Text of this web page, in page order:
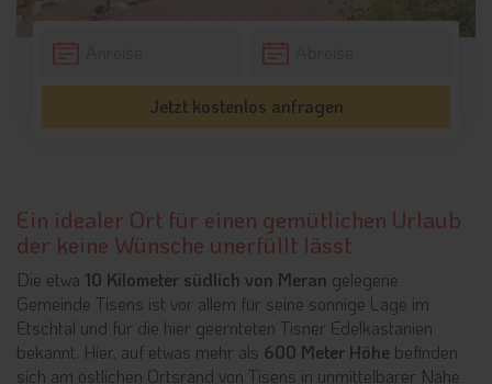
Jetzt kostenlos anfragen
Ein idealer Ort für einen gemütlichen Urlaub
der keine Wünsche unerfüllt lässt
Die etwa 10 Kilometer südlich von Meran gelegene
Gemeinde Tisens ist vor allem für seine sonnige Lage im
Etschtal und für die hier geernteten Tisner Edelkastanien
bekannt. Hier, auf etwas mehr als 600 Meter Höhe befinden
sich am östlichen Ortsrand von Tisens in unmittelbarer Nähe